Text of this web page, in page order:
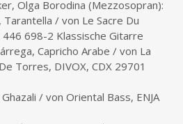
Olga Borodina (Mezzosopran):
Tarantella / von Le Sacre Du
698-2 Klassische Gitarre
Capricho Arabe / von La
Torres, DIVOX, CDX 29701
/ von Oriental Bass, ENJA